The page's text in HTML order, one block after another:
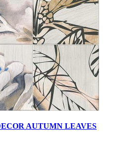
AUTUMN LEAVES